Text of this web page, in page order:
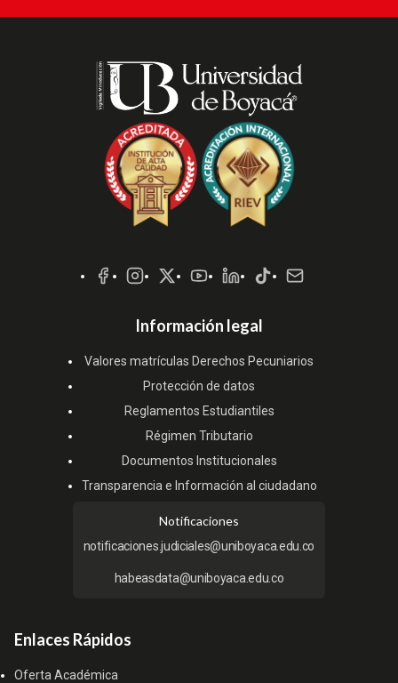
Sociales
Información legal
Valores matrículas Derechos Pecuniarios
Protección de datos
Reglamentos Estudiantiles
Régimen Tributario
Documentos Institucionales
Transparencia e Información al ciudadano
Notificaciones
notificaciones.judiciales@uniboyaca.edu.co
habeasdata@uniboyaca.edu.co
Enlaces Rápidos
Oferta Académica